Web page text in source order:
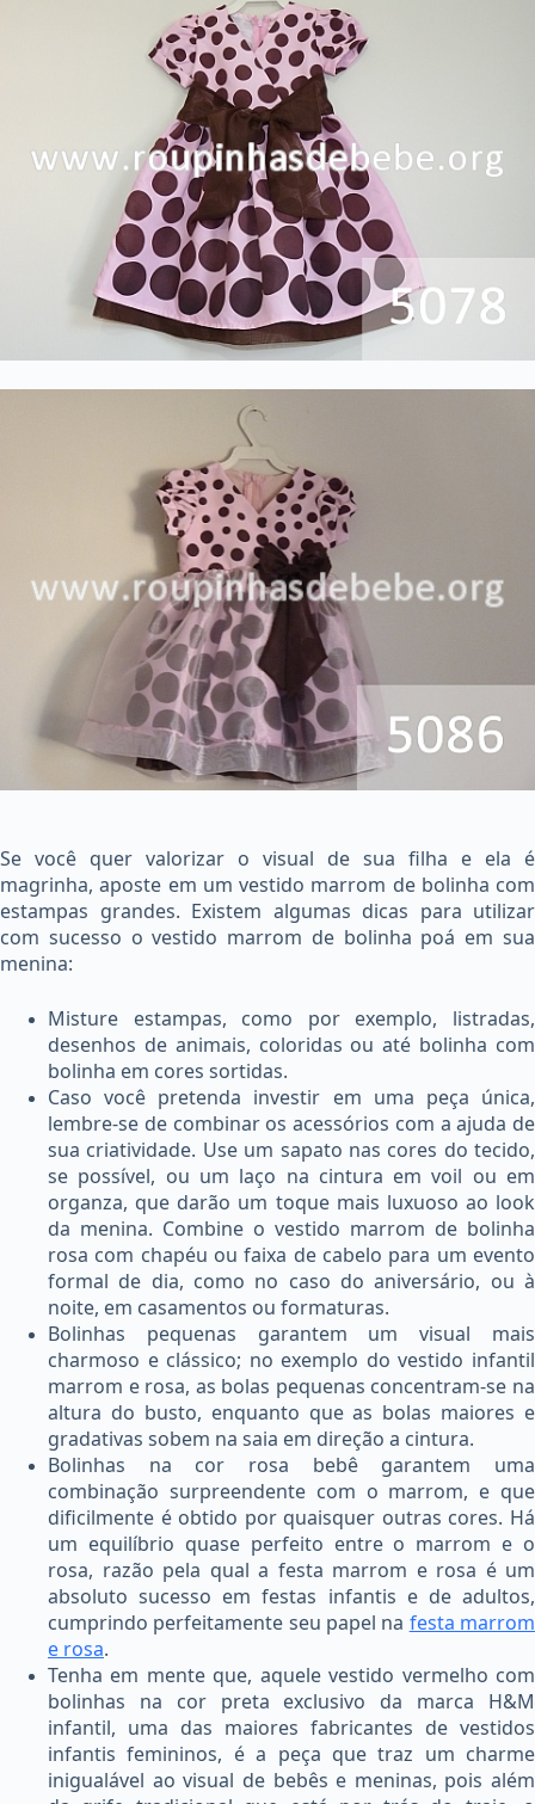
Se você quer valorizar o visual de sua filha e ela é
magrinha, aposte em um vestido marrom de bolinha com
estampas grandes. Existem algumas dicas para utilizar
com sucesso o vestido marrom de bolinha poá em sua
menina:
Misture estampas, como por exemplo, listradas,
desenhos de animais, coloridas ou até bolinha com
bolinha em cores sortidas.
Caso você pretenda investir em uma peça única,
lembre-se de combinar os acessórios com a ajuda de
sua criatividade. Use um sapato nas cores do tecido,
se possível, ou um laço na cintura em voil ou em
organza, que darão um toque mais luxuoso ao look
da menina. Combine o vestido marrom de bolinha
rosa com chapéu ou faixa de cabelo para um evento
formal de dia, como no caso do aniversário, ou à
noite, em casamentos ou formaturas.
Bolinhas pequenas garantem um visual mais
charmoso e clássico; no exemplo do vestido infantil
marrom e rosa, as bolas pequenas concentram-se na
altura do busto, enquanto que as bolas maiores e
gradativas sobem na saia em direção a cintura.
Bolinhas na cor rosa bebê garantem uma
combinação surpreendente com o marrom, e que
dificilmente é obtido por quaisquer outras cores. Há
um equilíbrio quase perfeito entre o marrom e o
rosa, razão pela qual a festa marrom e rosa é um
absoluto sucesso em festas infantis e de adultos,
cumprindo perfeitamente seu papel na festa marrom
e rosa.
Tenha em mente que, aquele vestido vermelho com
bolinhas na cor preta exclusivo da marca H&M
infantil, uma das maiores fabricantes de vestidos
infantis femininos, é a peça que traz um charme
inigualável ao visual de bebês e meninas, pois além